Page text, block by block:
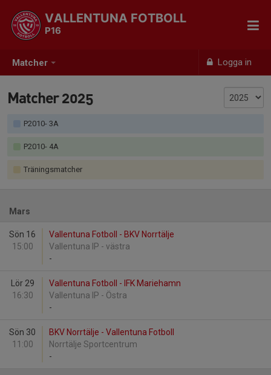
Matcher Logga in
VALLENTUNA FOTBOLL
P16
Matcher 2025
P2010- 3A
P2010- 4A
Träningsmatcher
Mars
Sön 16
15:00
Vallentuna Fotboll - BKV Norrtälje
Vallentuna IP - västra
-
Lör 29
16:30
Vallentuna Fotboll - IFK Mariehamn
Vallentuna IP - Östra
-
Sön 30
11:00
BKV Norrtälje - Vallentuna Fotboll
Norrtälje Sportcentrum
-